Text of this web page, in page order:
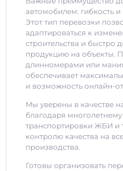
автомобилем: гибкость
Этот тип перевозки
адаптироваться к
строительства и быстро
продукцию на объекты.
длинномерами или
обеспечивает
и возможность онлайн-
Мы уверены в качестве
благодаря
транспортировки ЖБИ и
контролю качества на
производства.
Готовы организовать